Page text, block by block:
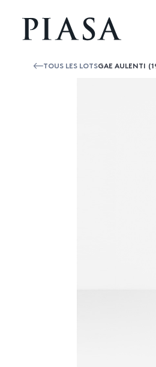
TOUS LES LOTSGAE AULENTI